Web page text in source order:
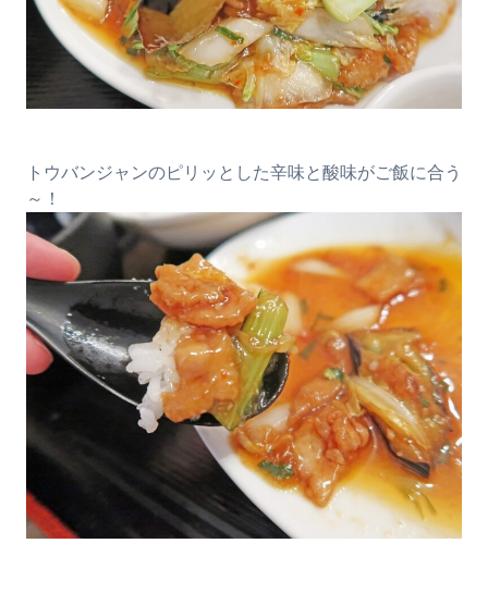
トウバンジャンのピリッとした辛味と酸味がご飯に合う
～！